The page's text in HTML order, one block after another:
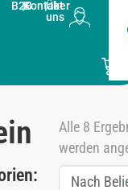
B2B
|Kontakt
|Über
uns
Alle 8
werden